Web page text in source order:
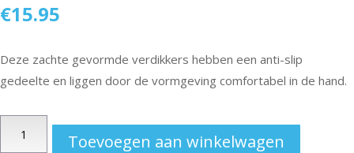
€15.95
Deze zachte gevormde verdikkers hebben een anti-slip
gedeelte en liggen door de vormgeving comfortabel in de hand.
Penverdikkers
Toevoegen aan winkelwagen